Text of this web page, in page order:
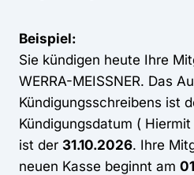
Beispiel:
Sie kündigen heute Ihre
WERRA-MEISSNER. Das
Kündigungsschreibens ist
Kündigungsdatum (
ist der 31.10.2026. Ihre
neuen Kasse beginnt am